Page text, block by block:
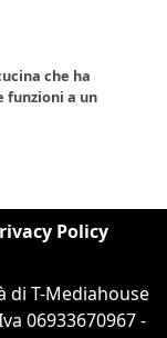
che ha
a un
Policy
di T-Mediahouse
06933670967 -